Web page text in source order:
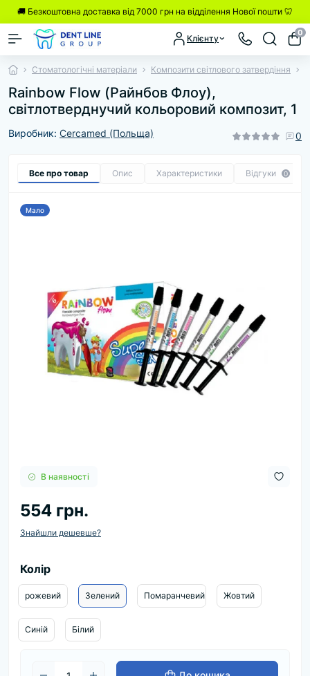
🚚 Безкоштовна доставка від 7000 грн на відділення Нової пошти 🦷
Клієнту
0
Стоматологічні матеріали Композити світлового затвердіння
Rainbow Flow (Райнбов Флоу),
світлотверднучий кольоровий композит, 1
Виробник: Cercamed (Польща) 0
Все про товар Опис Характеристики Відгуки 0
Мало
В наявності
554 грн.
Знайшли дешевше?
Колір
рожевий Зелений Помаранчевий Жовтий
Синій Білий